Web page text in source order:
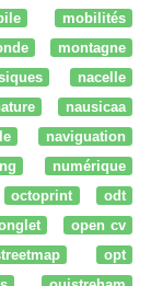
mobilités
montagne
nacelle
nausicaa
naviguation
numérique
octoprint
odt
open cv
opt